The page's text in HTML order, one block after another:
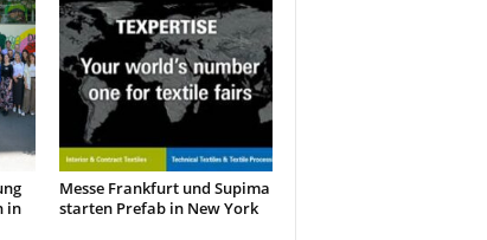
in
Messe Frankfurt und Supima
starten Prefab in New York